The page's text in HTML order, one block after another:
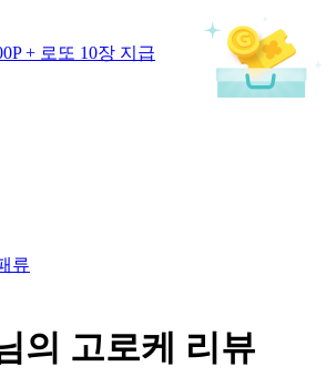
+ 로또 10장 지급
류
의 고로케 리뷰